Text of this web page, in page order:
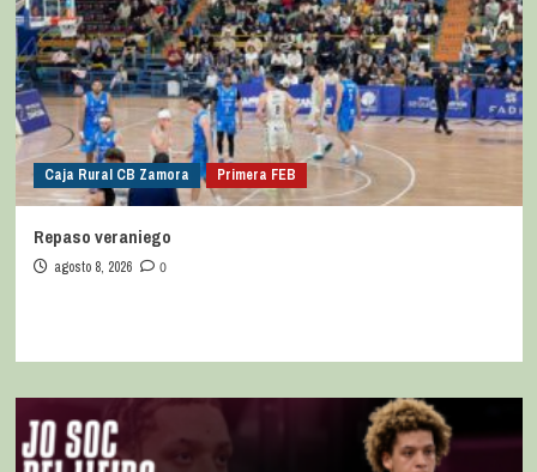
Caja Rural CB Zamora Primera FEB
Repaso veraniego
agosto 8, 2026 0